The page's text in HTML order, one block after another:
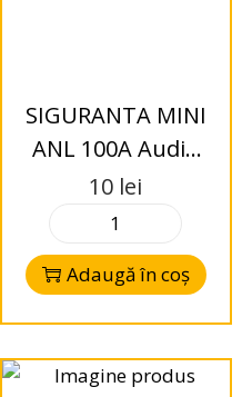
SIGURANTA MINI
ANL 100A Audio
System
10 lei
Adaugă în coș